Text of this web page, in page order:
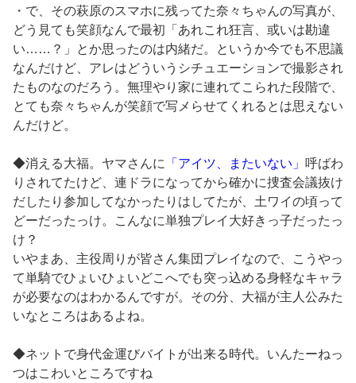
・で、その萩原のスマホに残ってた奈々ちゃんの写真が、
どう見ても笑顔なんで最初「あれこれ狂言、或いは勘違
い……？」とか思ったのは内緒だ。というか今でも不思議
なんだけど、アレはどういうシチュエーションで撮影され
たものなのだろう。無理やり家に連れてこられた段階で、
とても奈々ちゃんが笑顔で写メらせてくれるとは思えない
んだけど。
◆消える大福。ヤマさんに 「アイツ、またいない」 呼ばわ
りされてたけど、連ドラになってから確かに捜査会議抜け
だしたり参加してなかったりはしてたが、土ワイの頃って
どーだったっけ。こんなに単独プレイ大好きっ子だったっ
け？
いやまあ、主役周りが皆さん集団プレイなので、こうやっ
て単騎でひょいひょいどこへでも突っ込める身軽なキャラ
が必要なのはわかるんですが。その分、大福が主人公みた
いなところはあるよね。
◆ネットで身代金運びバイトが出来る時代。いんたーねっ
つはこわいところですね